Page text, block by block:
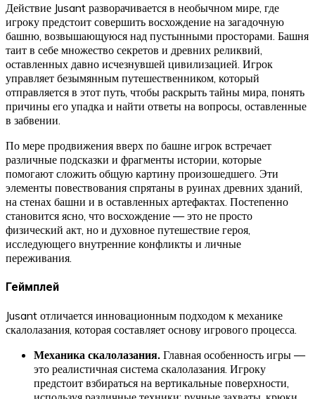
Действие Jusant разворачивается в необычном мире, где
игроку предстоит совершить восхождение на загадочную
башню, возвышающуюся над пустынными просторами. Башня
таит в себе множество секретов и древних реликвий,
оставленных давно исчезнувшей цивилизацией. Игрок
управляет безымянным путешественником, который
отправляется в этот путь, чтобы раскрыть тайны мира, понять
причины его упадка и найти ответы на вопросы, оставленные
в забвении.
По мере продвижения вверх по башне игрок встречает
различные подсказки и фрагменты истории, которые
помогают сложить общую картину произошедшего. Эти
элементы повествования спрятаны в руинах древних зданий,
на стенах башни и в оставленных артефактах. Постепенно
становится ясно, что восхождение — это не просто
физический акт, но и духовное путешествие героя,
исследующего внутренние конфликты и личные
переживания.
Геймплей
Jusant отличается инновационным подходом к механике
скалолазания, которая составляет основу игрового процесса.
Механика скалолазания. Главная особенность игры —
это реалистичная система скалолазания. Игроку
предстоит взбираться на вертикальные поверхности,